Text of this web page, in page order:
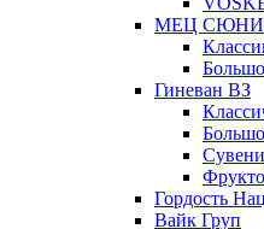
МЕЦ
Гиневан ВЗ
Гордость
Вайк Груп